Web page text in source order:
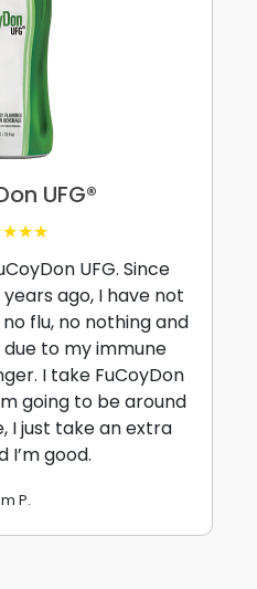
UFG®
UFG. Since
years ago, I have not
flu, no nothing and
to my immune
I take FuCoyDon
going to be around
I just take an extra
I’m good.
P.